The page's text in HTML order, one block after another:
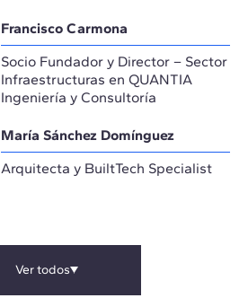
Francisco Carmona
Socio Fundador y Director – Sector
Infraestructuras en QUANTIA
Ingeniería y Consultoría
María Sánchez Domínguez
Arquitecta y BuiltTech Specialist
Ver todos